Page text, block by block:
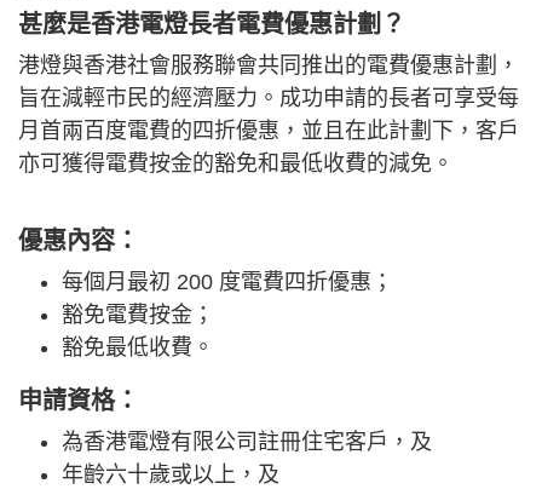
甚麼是香港電燈長者電費優惠計劃？
港燈與香港社會服務聯會共同推出的電費優惠計劃，
旨在減輕市民的經濟壓力。成功申請的長者可享受每
月首兩百度電費的四折優惠，並且在此計劃下，客戶
亦可獲得電費按金的豁免和最低收費的減免。
優惠內容：
每個月最初 200 度電費四折優惠；
豁免電費按金；
豁免最低收費。
申請資格：
為香港電燈有限公司註冊住宅客戶，及
年齡六十歲或以上，及